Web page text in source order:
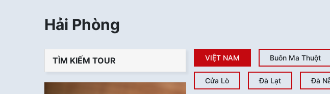
Hải Phòng
TÌM KIẾM TOUR VIỆT NAM Buôn Ma Thuột
Cửa Lò Đà Lạt Đà